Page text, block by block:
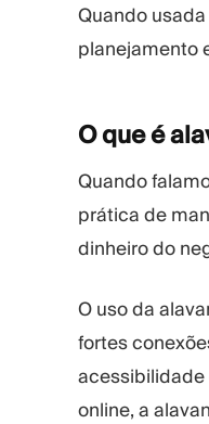
Quando
planejamento
O que é
Quando
prática de
dinheiro do
O uso da
fortes
acessibilidade
online, a